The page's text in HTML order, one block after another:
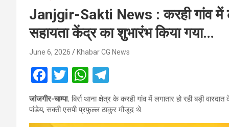
Janjgir-Sakti News : करही गांव में
सहायता केंद्र का शुभारंभ किया गया…
June 6, 2026 Khabar CG News
F
a
ce
T
wi
tt
W
h
at
el
e
जांजगीर-चाम्पा. बिर्रा थाना क्षेत्र के करही गांव में लगातार हो रही बड़ी
पांडेय, सक्ती एसपी प्रफुल्ल ठाकुर मौजूद थे.